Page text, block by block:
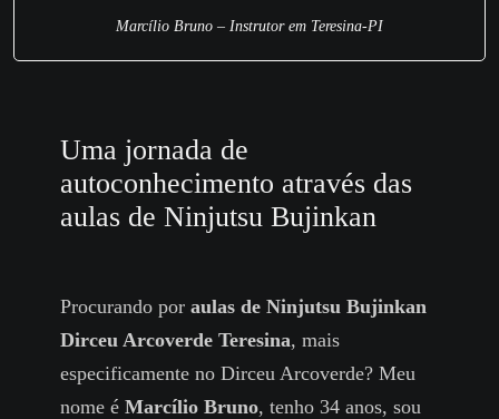
Marcílio Bruno – Instrutor em Teresina-PI
Uma jornada de
autoconhecimento através das
aulas de Ninjutsu Bujinkan
Procurando poraulas de Ninjutsu Bujinkan
Dirceu Arcoverde Teresina, mais
especificamente no Dirceu Arcoverde? Meu
nome éMarcílio Bruno, tenho 34 anos, sou